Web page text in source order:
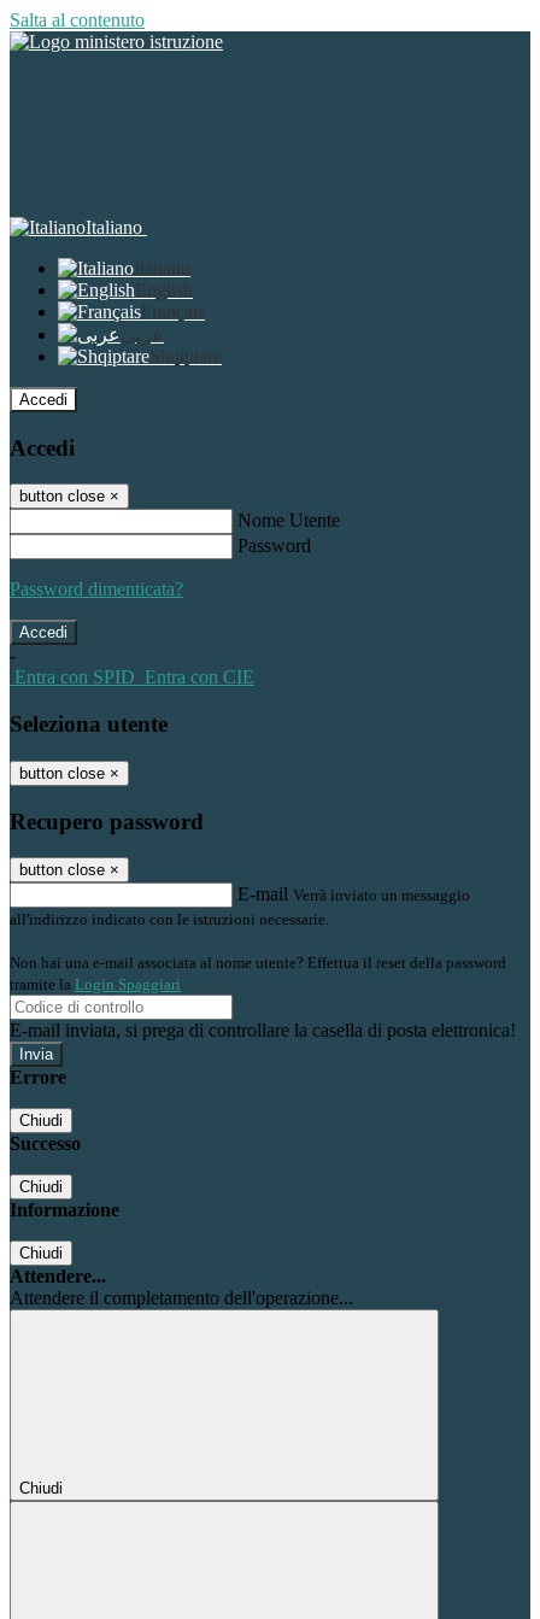
Salta al contenuto
Italiano
Italiano
English
Français
عربى
Shqiptare
Accedi
Accedi
button close ×
Nome Utente
Password
Password dimenticata?
-
Entra con SPID Entra con CIE
Seleziona utente
button close ×
Recupero password
button close ×
E-mail Verrà inviato un messaggio
all'indirizzo indicato con le istruzioni necessarie.
Non hai una e-mail associata al nome utente? Effettua il reset della password
tramite la Login Spaggiari
E-mail inviata, si prega di controllare la casella di posta elettronica!
Errore
Chiudi
Successo
Chiudi
Informazione
Chiudi
Attendere...
Attendere il completamento dell'operazione...
Chiudi